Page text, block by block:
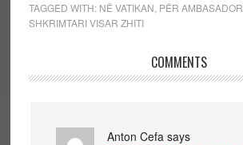
TAGGED WITH: NË VATIKAN PËR AMBASADOR
SHKRIMTARI VISAR ZHITI
COMMENTS
Anton Cefa says